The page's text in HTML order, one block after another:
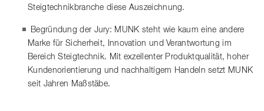
Steigtechnikbranche diese Auszeichnung.
Begründung der Jury: MUNK steht wie kaum eine andere
Marke für Sicherheit, Innovation und Verantwortung im
Bereich Steigtechnik. Mit exzellenter Produktqualität, hoher
Kundenorientierung und nachhaltigem Handeln setzt MUNK
seit Jahren Maßstäbe.